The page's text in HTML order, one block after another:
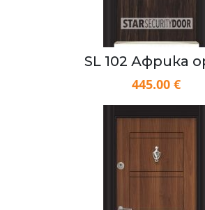
SL 102 Африка
445.00 €